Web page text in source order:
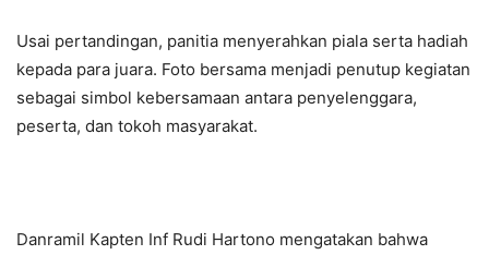
Usai pertandingan, panitia menyerahkan piala serta hadiah
kepada para juara. Foto bersama menjadi penutup kegiatan
sebagai simbol kebersamaan antara penyelenggara,
peserta, dan tokoh masyarakat.
Danramil Kapten Inf Rudi Hartono mengatakan bahwa